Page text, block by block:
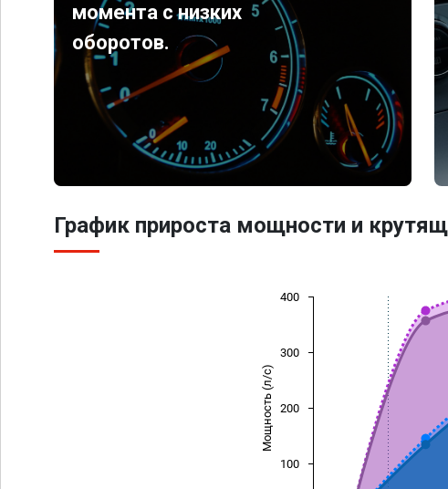
момента с низких
оборотов.
График прироста мощности и
Мощность (л/с)
100
200
300
400